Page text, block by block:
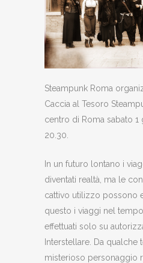
Steampunk Roma
Caccia al Tesoro
centro di Roma sabato
20.30.
In un futuro lontano i
diventati realtà, ma le
cattivo utilizzo possono
questo i viaggi nel
effettuati solo su
Interstellare. Da qualche
misterioso personaggio